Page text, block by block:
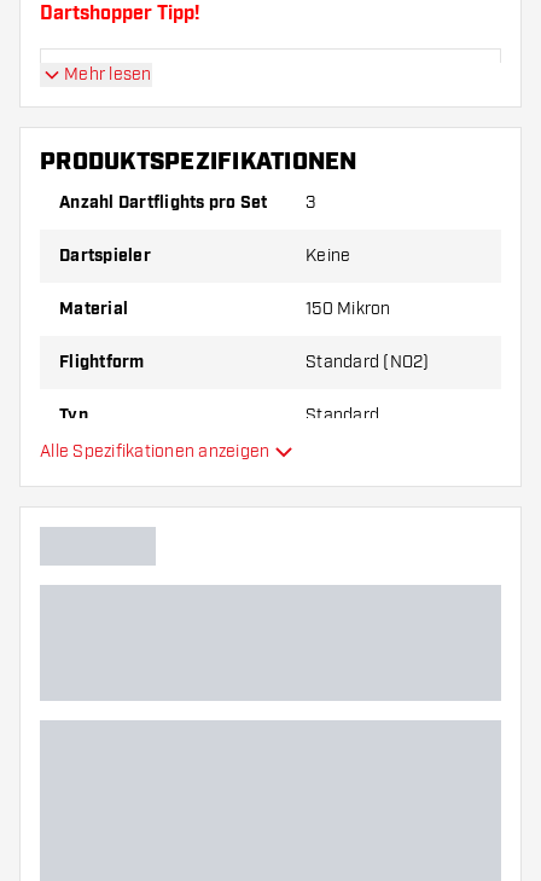
Dartshopper Tipp!
Sorgen Sie für genügend Ersatz Flights und
Shafts. Diese können sich durch Gebrauch
Probieren Sie eine andere Form, ein anderes
um herauszufinden, welche Variante am besten
zu Ihnen passt!
Mehr lesen
PRODUKTSPEZIFIKATIONEN
Anzahl Dartflights pro Set 3
Dartspieler Keine
Material 150 Mikron
Flightform Standard (NO2)
Typ Standard
Hauptfarbe
Alle Spezifikationen anzeigen